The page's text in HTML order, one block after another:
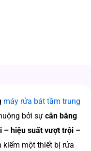
máy rửa bát tầm trung
bởi sự cân bằng
– hiệu suất vượt trội –
kiếm một thiết bị rửa